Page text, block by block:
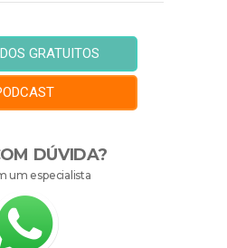
GRATUITOS
DÚVIDA?
um especialista